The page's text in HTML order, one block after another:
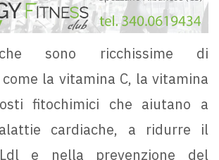
sono ricchissime di
la vitamina C, la vitamina
fitochimici che aiutano a
cardiache, a ridurre il
e nella prevenzione del